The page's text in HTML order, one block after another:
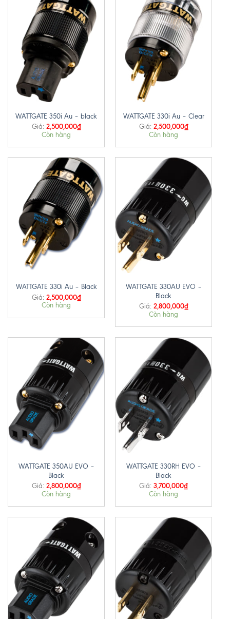
WATTGATE 350i Au – black
Giá: 2,500,000₫
Còn hàng
WATTGATE 330i Au – Clear
Giá: 2,500,000₫
Còn hàng
WATTGATE 330i Au – Black
Giá: 2,500,000₫
Còn hàng
WATTGATE 330AU EVO –
Black
Giá: 2,800,000₫
Còn hàng
WATTGATE 350AU EVO –
Black
Giá: 2,800,000₫
Còn hàng
WATTGATE 330RH EVO –
Black
Giá: 3,700,000₫
Còn hàng